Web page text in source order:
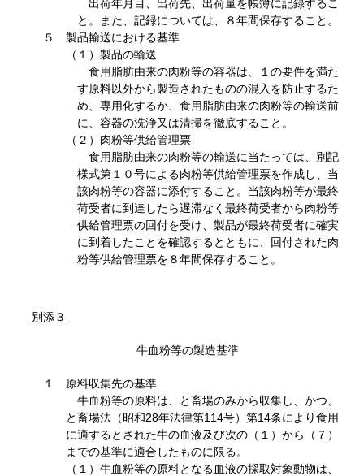
出荷年月目、出荷先、出荷量を帳簿に記録するこ
と。また、記録については、８年間保存すること。
５ 製品輸送における基準
（１）製品の輸送
食用脂肪由来の肉粉等の容器は、１の要件を満た
す原料以外から製造されたものの混入を防止するた
め、専用化するか、食用脂肪由来の肉粉等の輸送前
に、容器の洗浄又は清掃を徹底すること。
（２）肉粉等供給管理票
食用脂肪由来の肉粉等の輸送に当たっては、別記
様式第１０号による肉粉等供給管理票を作成し、当
該肉粉等の容器に添付すること。当該肉粉等が最終
荷受者に到達したら遅滞なく最終荷受者から肉粉等
供給管理票の回付を受け、製品が最終荷受者に確実
に到着したことを確認するとともに、回付された肉
粉等供給管理票を８年間保存すること。
別添３
牛血粉等の製造基準
１ 原料収集先の基準
牛血粉等の原料は、と畜場のみから収集し、かつ、
と畜場法（昭和28年法律第114号）第14条により食用
に適するとされた牛の血液及び次の（１）から（７）
までの基準に適合したものに限る。
（１）牛血粉等の原料となる血液の採取対象動物は、